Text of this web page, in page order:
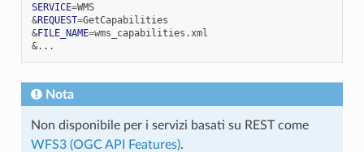
SERVICE=
WMS
&REQUEST=
&FILE_NAME=
&
Nota
Non disponibile per i servizi basati su REST come
WFS3 (OGC API Features).